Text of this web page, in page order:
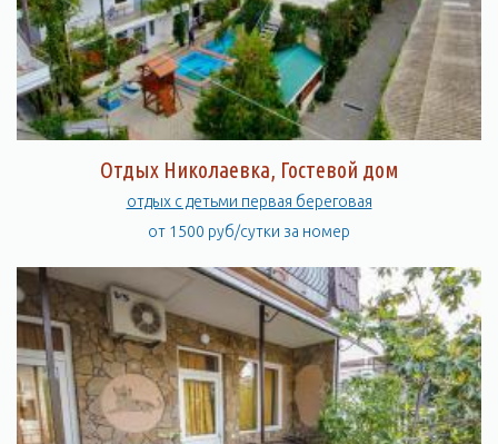
Отдых Николаевка, Гостевой дом
отдых с детьми первая береговая
от 1500 руб/сутки за номер